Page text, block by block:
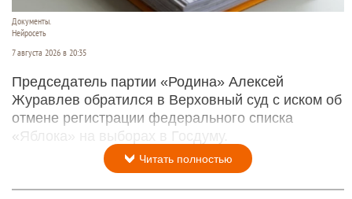
Документы.
Нейросеть
7 августа 2026 в 20:35
Председатель партии «Родина» Алексей
Журавлев обратился в Верховный суд с иском об
отмене регистрации федерального списка
«Яблока» на выборах в Госдуму.
Читать полностью